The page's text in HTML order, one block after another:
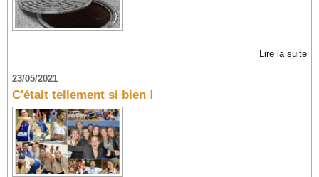
Lire la suite
23/05/2021
C'était tellement si bien !